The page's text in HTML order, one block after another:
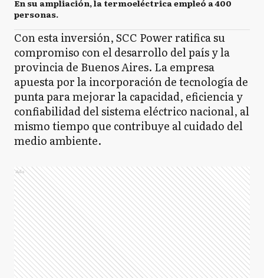
En su ampliación, la termoeléctrica empleó a 400
personas.
Con esta inversión, SCC Power ratifica su
compromiso con el desarrollo del país y la
provincia de Buenos Aires. La empresa
apuesta por la incorporación de tecnología de
punta para mejorar la capacidad, eficiencia y
confiabilidad del sistema eléctrico nacional, al
mismo tiempo que contribuye al cuidado del
medio ambiente.
Ads